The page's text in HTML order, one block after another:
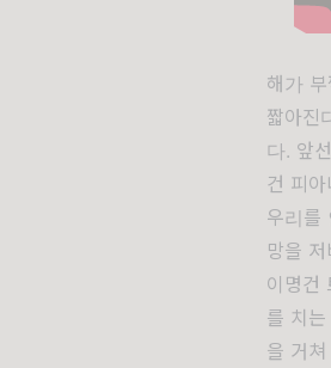
해가
짧아진
다. 앞
건 피
우리를
망을
이명건
를 치
을 거